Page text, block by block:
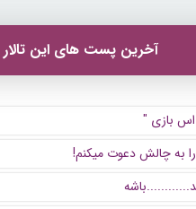
آخرین پست های این تالار
بازی "
به چالش دعوت میکنم!